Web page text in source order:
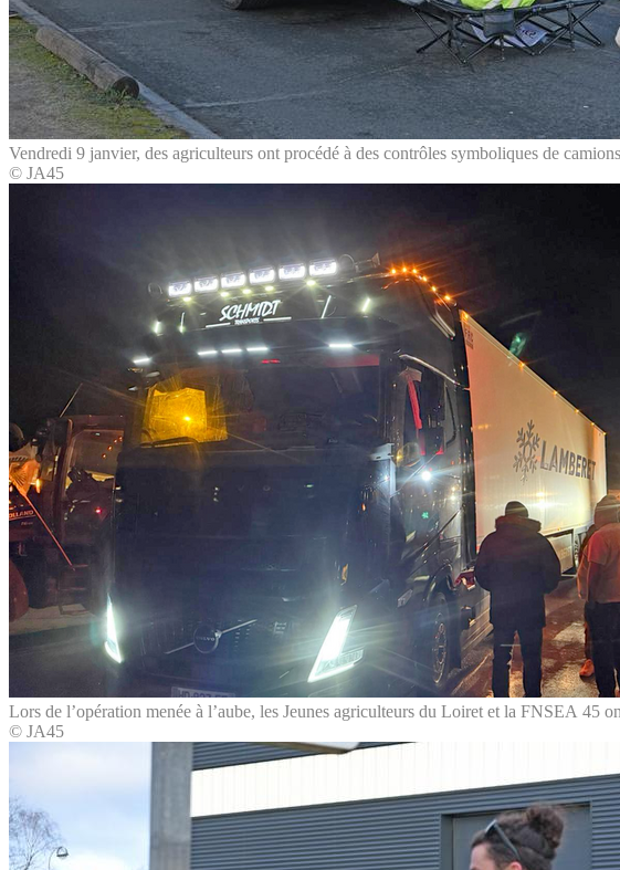
Vendredi 9 janvier, des agriculteurs ont procédé à des contrôles symboliques de
© JA45
Lors de l’opération menée à l’aube, les Jeunes agriculteurs du Loiret et la FNSEA 45
© JA45